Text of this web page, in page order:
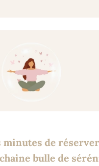
minutes de
bulle de